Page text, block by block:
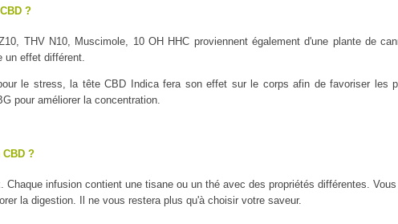
?
THV N10, Muscimole, 10 OH HHC proviennent également d'une plante de
un effet différent.
le stress, la tête CBD Indica fera son effet sur le corps afin de favoriser les
pour améliorer la concentration.
?
infusion contient une tisane ou un thé avec des propriétés différentes.
la digestion. Il ne vous restera plus qu'à choisir votre saveur.